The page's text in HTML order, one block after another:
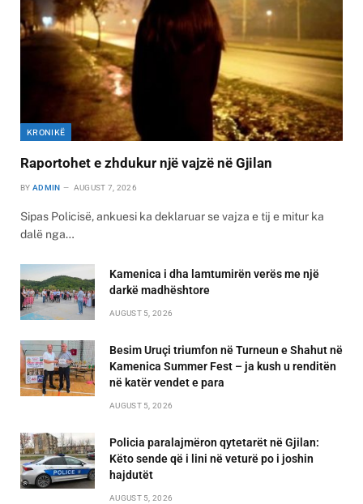
KRONIKË
Raportohet e zhdukur një vajzë në Gjilan
BY ADMIN AUGUST 7, 2026
Sipas Policisë, ankuesi ka deklaruar se vajza e tij e mitur ka
dalë nga…
Kamenica i dha lamtumirën verës me një
darkë madhështore
AUGUST 5, 2026
Besim Uruçi triumfon në Turneun e Shahut në
Kamenica Summer Fest – ja kush u renditën
në katër vendet e para
AUGUST 5, 2026
Policia paralajmëron qytetarët në Gjilan:
Këto sende që i lini në veturë po i joshin
hajdutët
AUGUST 5, 2026